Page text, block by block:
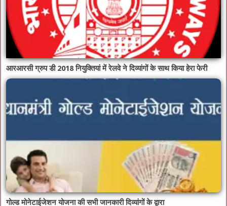
आरआरसी ग्रुप डी 2018 नियुक्तियां में रेलवे ने दिव्यांगों के साथ किया हेरा फेरी
गोल्ड मोनेटाईजेशन योजना की सभी जानकारी दिव्यांगों के द्वारा